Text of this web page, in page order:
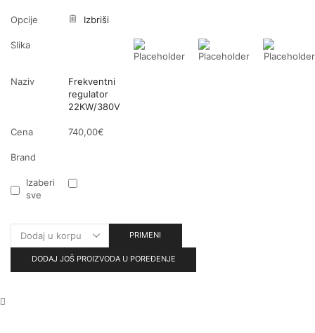
Opcije Izbriši
Slika
Naziv
Frekventni
regulator
22KW/380V
Cena 740,00€
Brand
Izaberi
sve
PRIMENI
DODAJ JOŠ PROIZVODA U POREĐENJE